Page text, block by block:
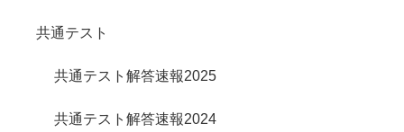
共通テスト
共通テスト解答速報2025
共通テスト解答速報2024